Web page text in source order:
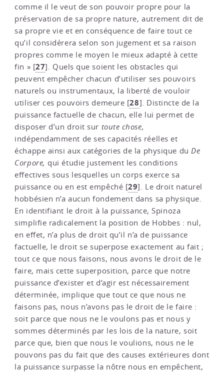
comme il le veut de son pouvoir propre pour la
préservation de sa propre nature, autrement dit de
sa propre vie et en conséquence de faire tout ce
qu’il considérera selon son jugement et sa raison
propres comme le moyen le mieux adapté à cette
fin » [27]. Quels que soient les obstacles qui
peuvent empêcher chacun d’utiliser ses pouvoirs
naturels ou instrumentaux, la liberté de vouloir
utiliser ces pouvoirs demeure [28]. Distincte de la
puissance factuelle de chacun, elle lui permet de
disposer d’un droit sur toute chose,
indépendamment de ses capacités réelles et
échappe ainsi aux catégories de la physique duDe
Corpore, qui étudie justement les conditions
effectives sous lesquelles un corps exerce sa
puissance ou en est empêché [29]. Le droit naturel
hobbésien n’a aucun fondement dans sa physique.
En identifiant le droit à la puissance, Spinoza
simplifie radicalement la position de Hobbes : nul,
en effet, n’a plus de droit qu’il n’a de puissance
factuelle, le droit se superpose exactement au fait ;
tout ce que nous faisons, nous avons le droit de le
faire, mais cette superposition, parce que notre
puissance d’exister et d’agir est nécessairement
déterminée, implique que tout ce que nous ne
faisons pas, nous n’avons pas le droit de le faire :
soit parce que nous ne le voulons pas et nous y
sommes déterminés par les lois de la nature, soit
parce que, bien que nous le voulions, nous ne le
pouvons pas du fait que des causes extérieures dont
la puissance surpasse la nôtre nous en empêchent,